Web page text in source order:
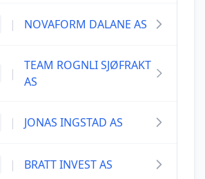
| NOVAFORM DALANE AS
|
TEAM ROGNLI SJØFRAKT
AS
| JONAS INGSTAD AS
| BRATT INVEST AS